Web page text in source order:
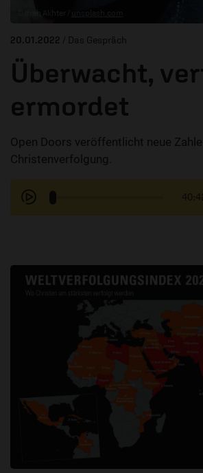
ÜBER
© Ifrah Akhter /
20.01.2022 / Das Gespräch
Überwacht,
ermordet
Open Doors veröffentlicht neue
Christenverfolgung.